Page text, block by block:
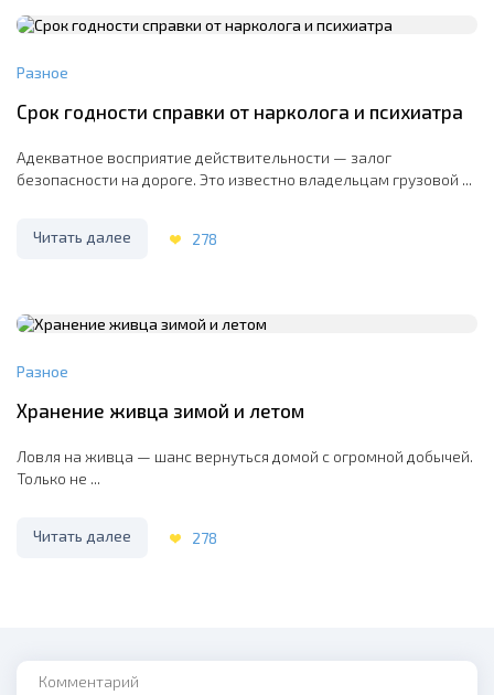
Разное
Срок годности справки от нарколога и психиатра
Адекватное восприятие действительности — залог
безопасности на дороге. Это известно владельцам грузовой ...
Читать далее 278
Разное
Хранение живца зимой и летом
Ловля на живца — шанс вернуться домой с огромной добычей.
Только не ...
Читать далее 278